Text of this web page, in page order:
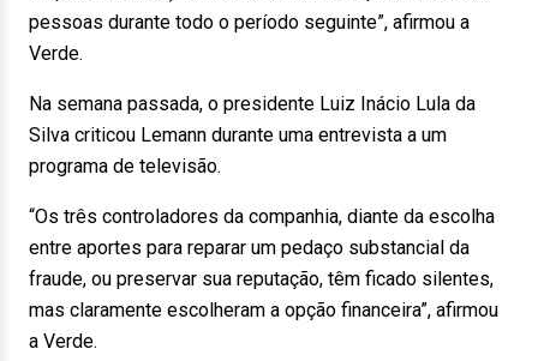
pessoas durante todo o período seguinte”, afirmou a
Verde.
Na semana passada, o presidente Luiz Inácio Lula da
Silva criticou Lemann durante uma entrevista a um
programa de televisão.
“Os três controladores da companhia, diante da escolha
entre aportes para reparar um pedaço substancial da
fraude, ou preservar sua reputação, têm ficado silentes,
mas claramente escolheram a opção financeira”, afirmou
a Verde.